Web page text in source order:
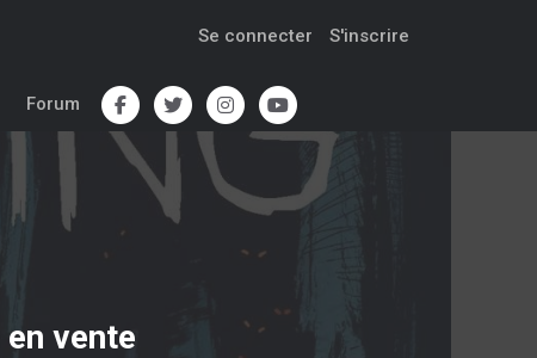
Se connecter S'inscrire
Forum
en vente